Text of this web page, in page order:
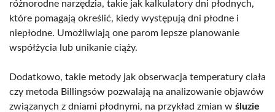
różnorodne narzędzia, takie jak kalkulatory dni płodnych,
które pomagają określić, kiedy występują dni płodne i
niepłodne. Umożliwiają one parom lepsze planowanie
współżycia lub unikanie ciąży.
Dodatkowo, takie metody jak obserwacja temperatury ciała
czy metoda Billingsów pozwalają na analizowanie objawów
związanych z dniami płodnymi, na przykład zmian w śluzie